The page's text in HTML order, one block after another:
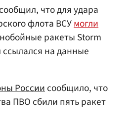
что для удара
флота ВСУмогли
ракеты Storm
ссылался на данные
Россиисообщило, что
ПВО сбили пять ракет